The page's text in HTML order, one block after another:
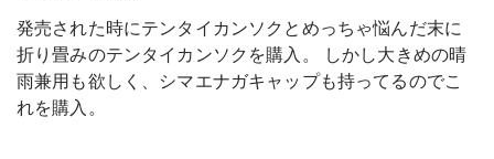
発売された時にテンタイカンソクとめっちゃ悩んだ末に
折り畳みのテンタイカンソクを購入。 しかし大きめの晴
雨兼用も欲しく、シマエナガキャップも持ってるのでこ
れを購入。